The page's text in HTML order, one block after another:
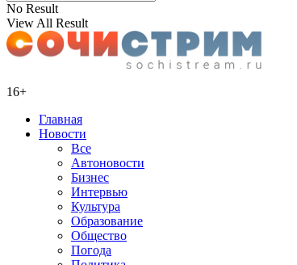
No Result
View All Result
16+
Главная
Новости
Все
Автоновости
Бизнес
Интервью
Культура
Образование
Общество
Погода